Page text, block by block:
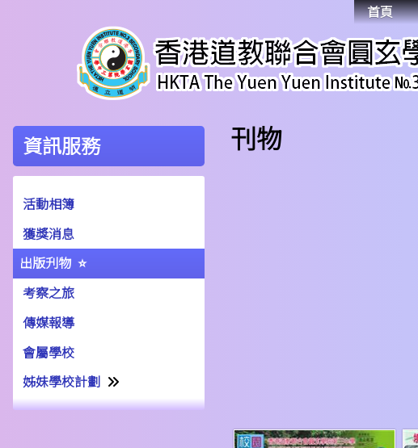
首頁
資訊服務
活動相簿
獲獎消息
出版刋物
考察之旅
傳媒報導
會屬學校
姊妹學校計劃
姊妹學校交流計劃書22-23
刊物